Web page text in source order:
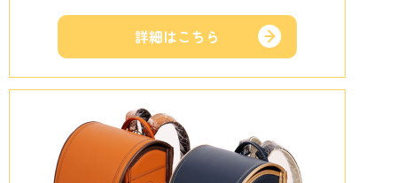
詳細はこちら